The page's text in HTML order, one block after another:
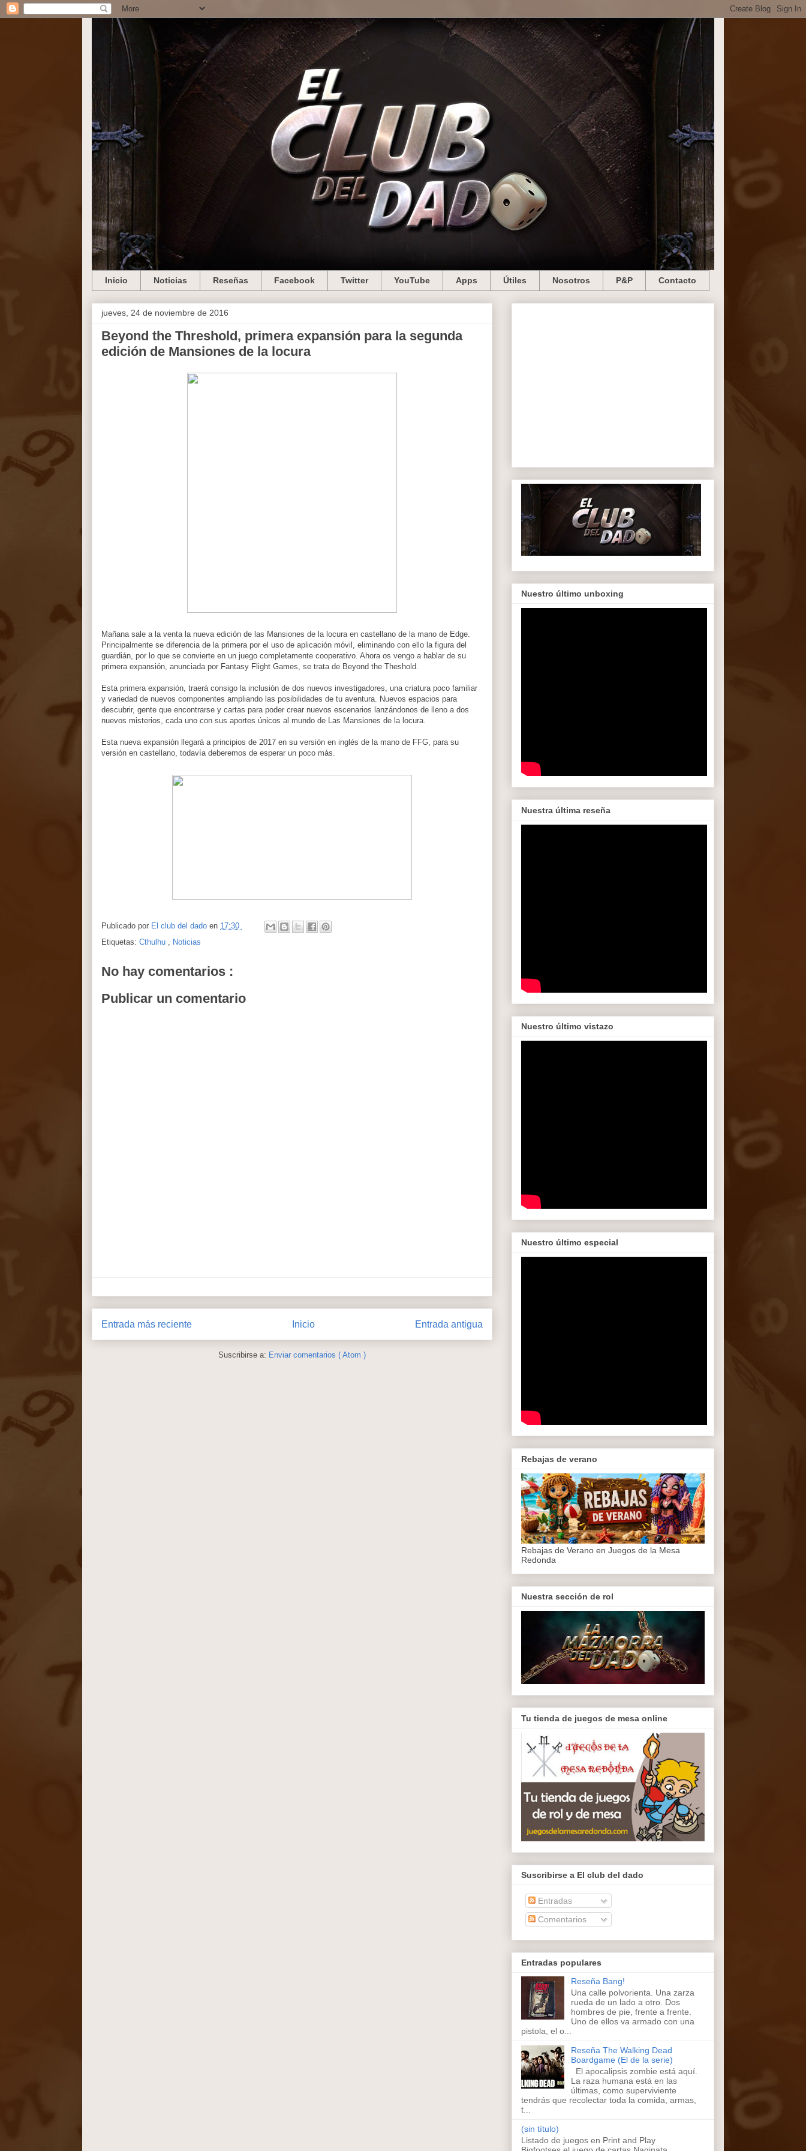
Inicio Noticias Reseñas Facebook Twitter YouTube Apps Útiles Nosotros P&P Contacto
jueves, 24 de noviembre de 2016
Beyond the Threshold, primera expansión para la segunda
edición de Mansiones de la locura
Mañana sale a la venta la nueva edición de las Mansiones de la locura en castellano de la mano de Edge.
Principalmente se diferencia de la primera por el uso de aplicación móvil, eliminando con ello la figura del
guardián, por lo que se convierte en un juego completamente cooperativo. Ahora os vengo a hablar de su
primera expansión, anunciada por Fantasy Flight Games, se trata de Beyond the Theshold.
Esta primera expansión, traerá consigo la inclusión de dos nuevos investigadores, una criatura poco familiar
y variedad de nuevos componentes ampliando las posibilidades de tu aventura. Nuevos espacios para
descubrir, gente que encontrarse y cartas para poder crear nuevos escenarios lanzándonos de lleno a dos
nuevos misterios, cada uno con sus aportes únicos al mundo de Las Mansiones de la locura.
Esta nueva expansión llegará a principios de 2017 en su versión en inglés de la mano de FFG, para su
versión en castellano, todavía deberemos de esperar un poco más.
Publicado por El club del dado en 17:30
Etiquetas: Cthulhu Noticias
No hay comentarios :
Publicar un comentario
Entrada más reciente Entrada antigua
Inicio
Suscribirse a: Enviar comentarios ( Atom )
Nuestro último unboxing
Nuestra última reseña
Nuestro último vistazo
Nuestro último especial
Rebajas de verano
Rebajas de Verano en Juegos de la Mesa
Redonda
Nuestra sección de rol
Tu tienda de juegos de mesa online
Suscribirse a El club del dado
Entradas
Comentarios
Entradas populares
Reseña Bang!
Una calle polvorienta. Una zarza
rueda de un lado a otro. Dos
hombres de pie, frente a frente.
Uno de ellos va armado con una
pistola, el o...
Reseña The Walking Dead
Boardgame (El de la serie)
El apocalipsis zombie está aquí.
La raza humana está en las
últimas, como superviviente
tendrás que recolectar toda la comida, armas,
t...
(sin título)
Listado de juegos en Print and Play